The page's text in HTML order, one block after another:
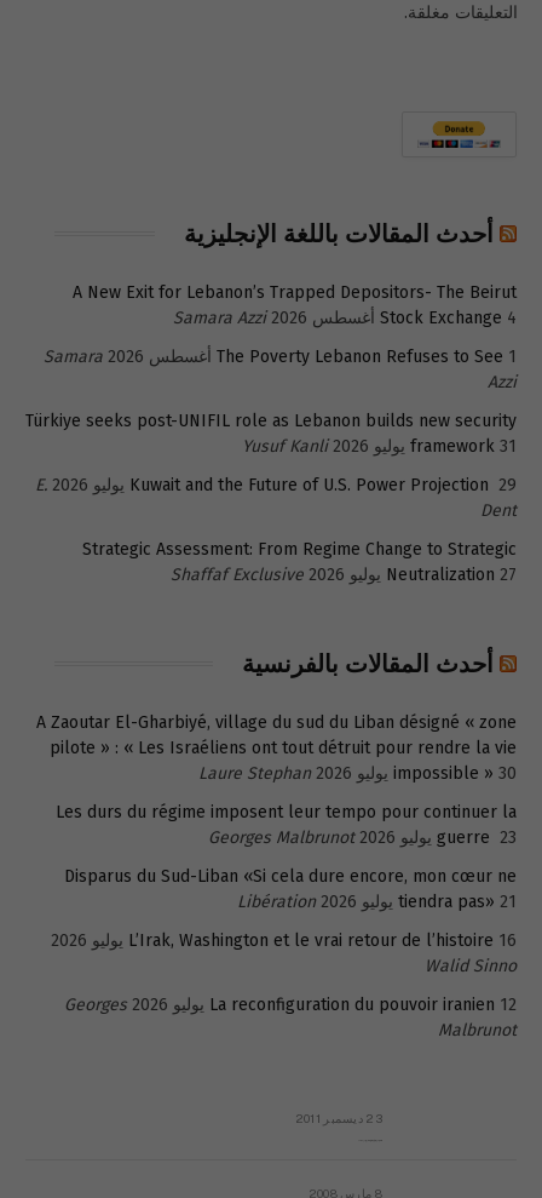
التعليقات مغلقة.
أحدث المقالات باللغة الإنجليزية
A New Exit for Lebanon’s Trapped Depositors- The Beirut
Stock Exchange 4 أغسطس 2026
Samara Azzi
The Poverty Lebanon Refuses to See 1 أغسطس 2026
Samara
Azzi
Türkiye seeks post-UNIFIL role as Lebanon builds new security
framework 31 يوليو 2026
Yusuf Kanli
Kuwait and the Future of U.S. Power Projection 29 يوليو 2026
E.
Dent
Strategic Assessment: From Regime Change to Strategic
Neutralization 27 يوليو 2026 Shaffaf Exclusive
أحدث المقالات بالفرنسية
A Zaoutar El-Gharbiyé, village du sud du Liban désigné « zone
pilote » : « Les Israéliens ont tout détruit pour rendre la vie
impossible » 30 يوليو 2026
Laure Stephan
Les durs du régime imposent leur tempo pour continuer la
guerre 23 يوليو 2026
Georges Malbrunot
Disparus du Sud-Liban «Si cela dure encore, mon cœur ne
tiendra pas» 21 يوليو 2026
Libération
L’Irak, Washington et le vrai retour de l’histoire 16 يوليو 2026
Walid Sinno
La reconfiguration du pouvoir iranien 12 يوليو 2026
Georges
Malbrunot
23 ديسمبر 2011
8 مارس 2008